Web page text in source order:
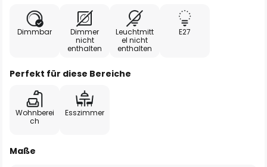
Dimmbar
Dimmer
nicht
enthalten
Leuchtmitt
el nicht
enthalten
E27
Perfekt für diese Bereiche
Wohnberei
ch
Esszimmer
Maße